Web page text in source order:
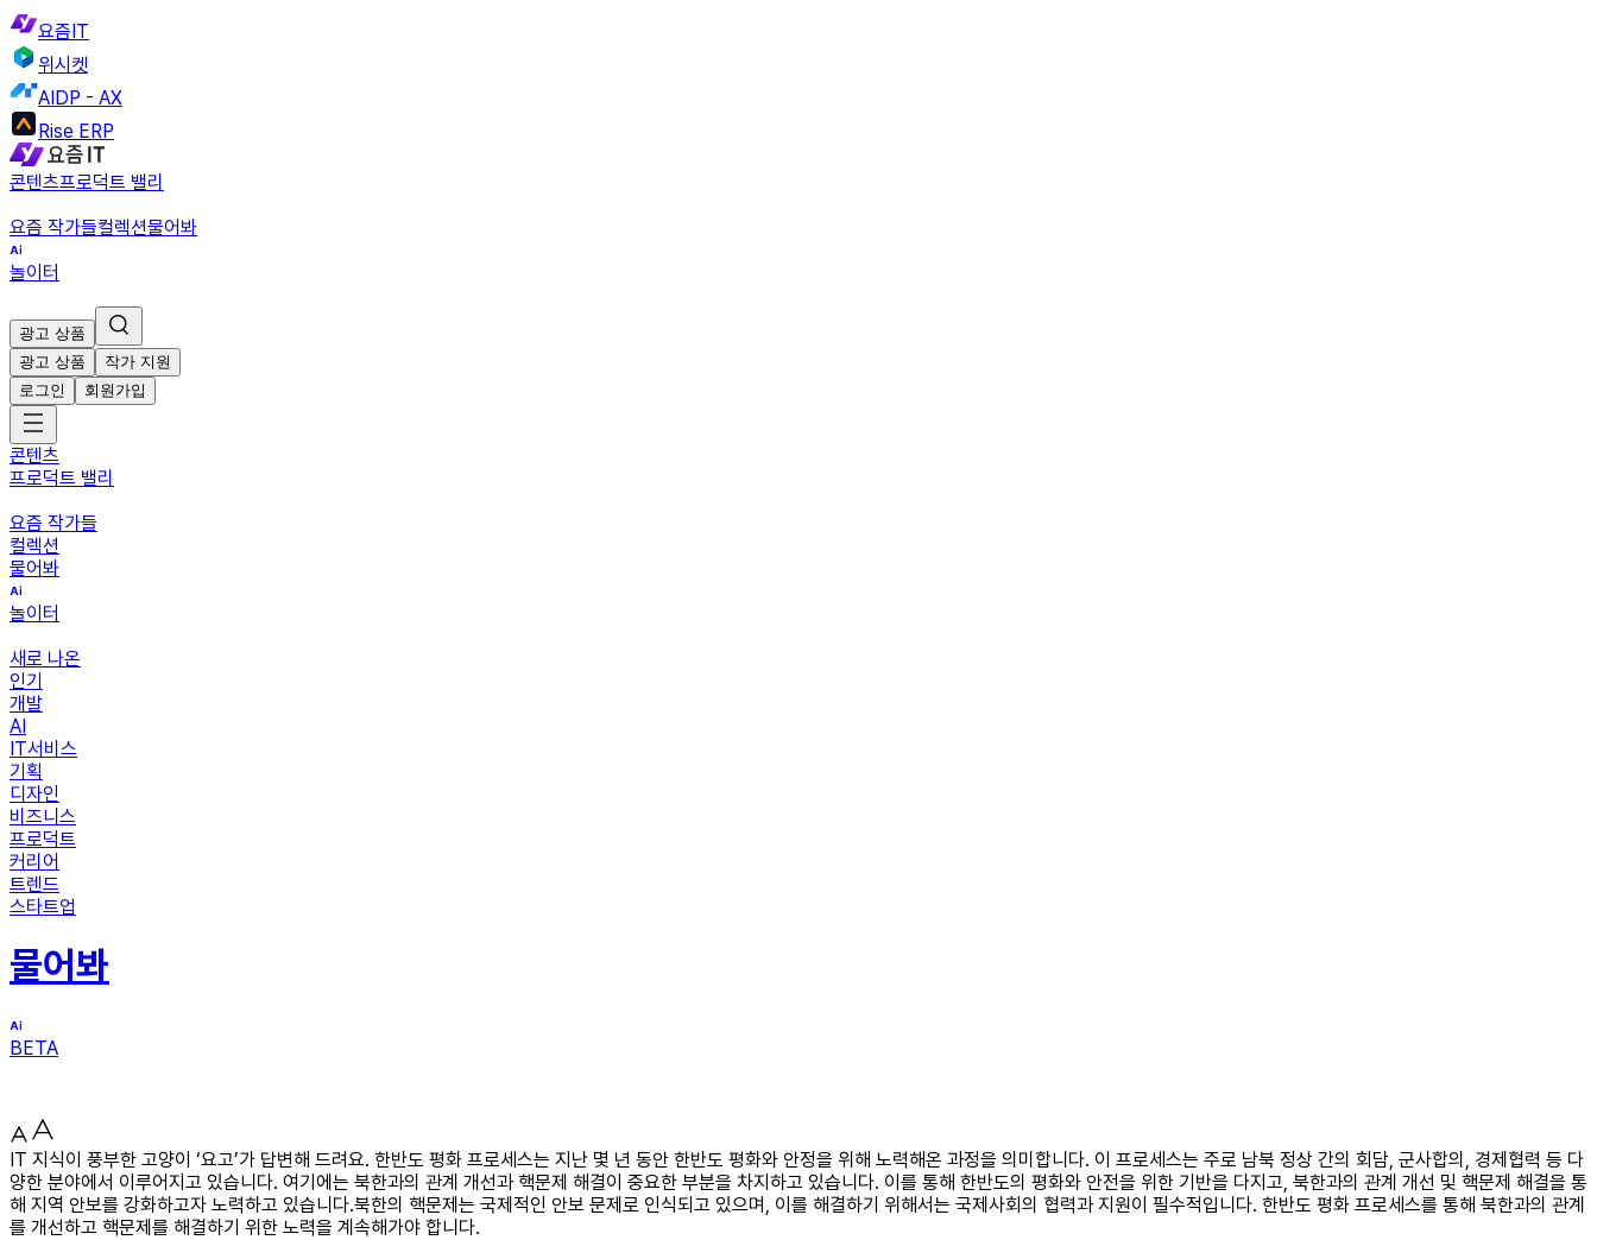
요즘IT
위시켓
AIDP - AX
Rise ERP
콘텐츠프로덕트 밸리
요즘 작가들컬렉션물어봐
놀이터
광고 상품
광고 상품
작가 지원
로그인
회원가입
콘텐츠
프로덕트 밸리
요즘 작가들
컬렉션
물어봐
놀이터
새로 나온
인기
개발
AI
IT서비스
기획
디자인
비즈니스
프로덕트
커리어
트렌드
스타트업
물어봐
BETA
IT 지식이 풍부한 고양이 ‘요고’가 답변해 드려요. 한반도 평화 프로세스는 지난 몇 년 동안 한반도 평화와 안정을 위해 노력해온 과정을 의미합니다. 이 프로세스는 주로 남북 정상 간의 회담, 군사합의, 경제협력 등 다
양한 분야에서 이루어지고 있습니다. 여기에는 북한과의 관계 개선과 핵문제 해결이 중요한 부분을 차지하고 있습니다. 이를 통해 한반도의 평화와 안전을 위한 기반을 다지고, 북한과의 관계 개선 및 핵문제 해결을 통
해 지역 안보를 강화하고자 노력하고 있습니다.북한의 핵문제는 국제적인 안보 문제로 인식되고 있으며, 이를 해결하기 위해서는 국제사회의 협력과 지원이 필수적입니다. 한반도 평화 프로세스를 통해 북한과의 관계
를 개선하고 핵문제를 해결하기 위한 노력을 계속해가야 합니다.